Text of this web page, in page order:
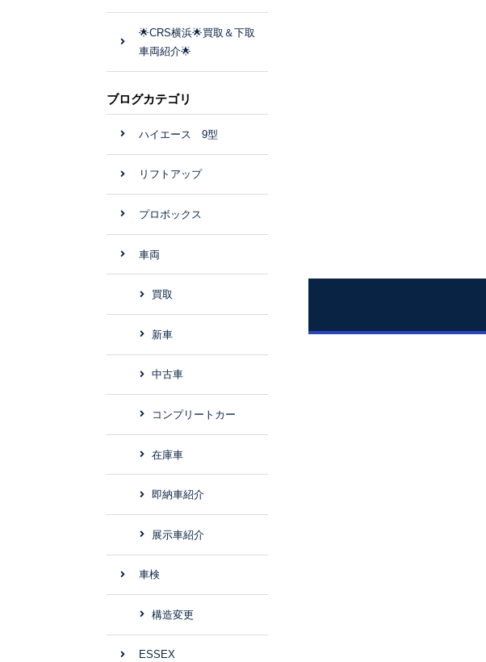
🌟CRS横浜🌟買取＆下取
車両紹介🌟
ブログカテゴリ
ハイエース 9型
リフトアップ
プロボックス
車両
買取
新車
中古車
コンプリートカー
在庫車
即納車紹介
展示車紹介
車検
構造変更
ESSEX